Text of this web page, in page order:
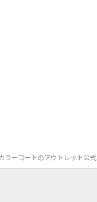
ーコートのアウトレット